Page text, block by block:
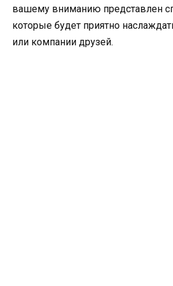
вашему вниманию представлен
которые будет приятно
или компании друзей.